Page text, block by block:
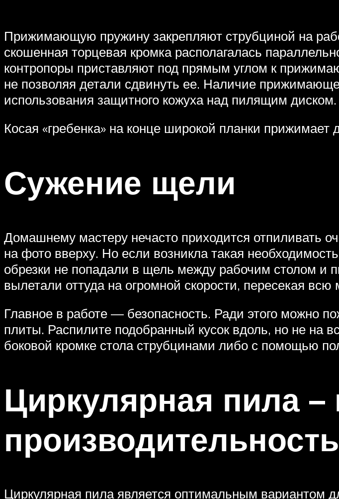
Прижимающую пружину закрепляют струбциной на
скошенная торцевая кромка располагалась
контропоры приставляют под прямым углом к
не позволяя детали сдвинуть ее. Наличие
использования защитного кожуха над пилящим диском.
Косая «гребенка» на конце широкой планки прижимает
Сужение щели
Домашнему мастеру нечасто приходится отпиливать
на фото вверху. Но если возникла такая
обрезки не попадали в щель между рабочим столом и
вылетали оттуда на огромной скорости, пересекая всю
Главное в работе — безопасность. Ради этого можно
плиты. Распилите подобранный кусок вдоль, но не на
боковой кромке стола струбцинами либо с помощью
Циркулярная пила –
Циркулярная пила является оптимальным вариантом